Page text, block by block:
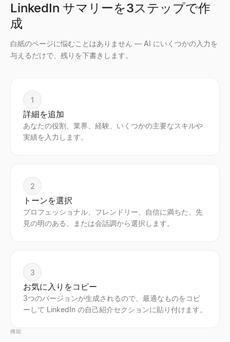
LinkedIn サマリーを3ステップで作
成
白紙のページに悩むことはありません — AI にいくつかの入力を
与えるだけで、残りを下書きします。
1
詳細を追加
あなたの役割、業界、経験、いくつかの主要なスキルや
実績を入力します。
2
トーンを選択
プロフェッショナル、フレンドリー、自信に満ちた、先
見の明のある、または会話調から選択します。
3
お気に入りをコピー
3つのバージョンが生成されるので、最適なものをコピ
ーして LinkedIn の自己紹介セクションに貼り付けます。
機能